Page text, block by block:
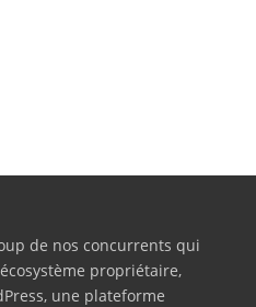
de nos concurrents qui
propriétaire,
une plateforme